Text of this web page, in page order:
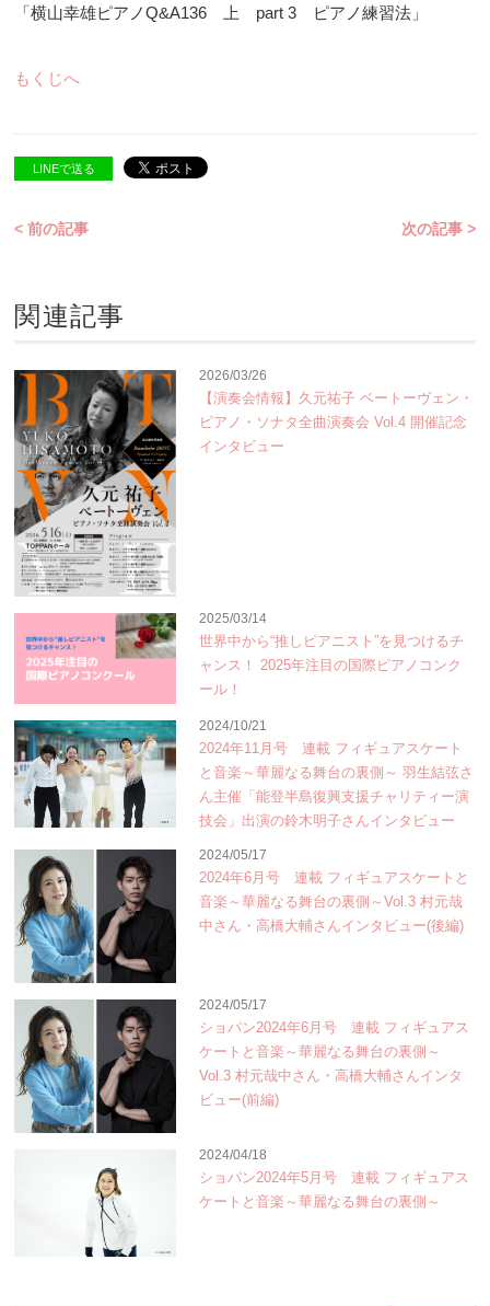
「横山幸雄ピアノQ&A136 上 part 3 ピアノ練習法」
もくじへ
LINEで送る
< 前の記事 次の記事 >
関連記事
2026/03/26
【演奏会情報】久元祐子 ベートーヴェン・
ピアノ・ソナタ全曲演奏会 Vol.4 開催記念
インタビュー
2025/03/14
世界中から“推しピアニスト”を見つけるチ
ャンス！ 2025年注目の国際ピアノコンク
ール！
2024/10/21
2024年11月号 連載 フィギュアスケート
と音楽～華麗なる舞台の裏側～ 羽生結弦さ
ん主催「能登半島復興支援チャリティー演
技会」出演の鈴木明子さんインタビュー
2024/05/17
2024年6月号 連載 フィギュアスケートと
音楽～華麗なる舞台の裏側～Vol.3 村元哉
中さん・高橋大輔さんインタビュー(後編)
2024/05/17
ショパン2024年6月号 連載 フィギュアス
ケートと音楽～華麗なる舞台の裏側～
Vol.3 村元哉中さん・高橋大輔さんインタ
ビュー(前編)
2024/04/18
ショパン2024年5月号 連載 フィギュアス
ケートと音楽～華麗なる舞台の裏側～